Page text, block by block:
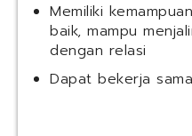
Memiliki
baik, mampu
dengan relasi
Dapat bekerja